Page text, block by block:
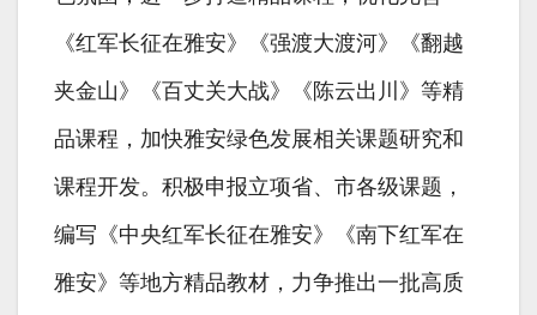
《红军长征在雅安》《强渡大渡河》《翻越
夹金山》《百丈关大战》《陈云出川》等精
品课程，加快雅安绿色发展相关课题研究和
课程开发。积极申报立项省、市各级课题，
编写《中央红军长征在雅安》《南下红军在
雅安》等地方精品教材，力争推出一批高质